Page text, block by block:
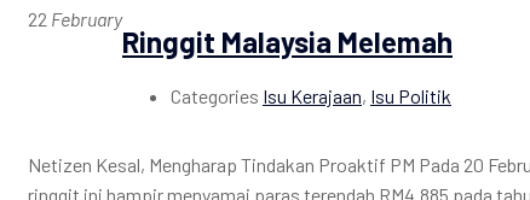
22 February
Ringgit Malaysia Melemah
Categories Isu Kerajaan, Isu Politik
Netizen Kesal, Mengharap Tindakan Proaktif PM Pada 20
ringgit ini hampir menyamai paras terendah RM4.885 pada